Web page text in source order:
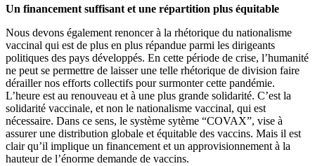
Un financement suffisant et une répartition plus équitable
Nous devons également renoncer à la rhétorique du nationalisme
vaccinal qui est de plus en plus répandue parmi les dirigeants
politiques des pays développés. En cette période de crise, l’humanité
ne peut se permettre de laisser une telle rhétorique de division faire
dérailler nos efforts collectifs pour surmonter cette pandémie.
L’heure est au renouveau et à une plus grande solidarité. C’est la
solidarité vaccinale, et non le nationalisme vaccinal, qui est
nécessaire. Dans ce sens, le système sytème “COVAX”, vise à
assurer une distribution globale et équitable des vaccins. Mais il est
clair qu’il implique un financement et un approvisionnement à la
hauteur de l’énorme demande de vaccins.